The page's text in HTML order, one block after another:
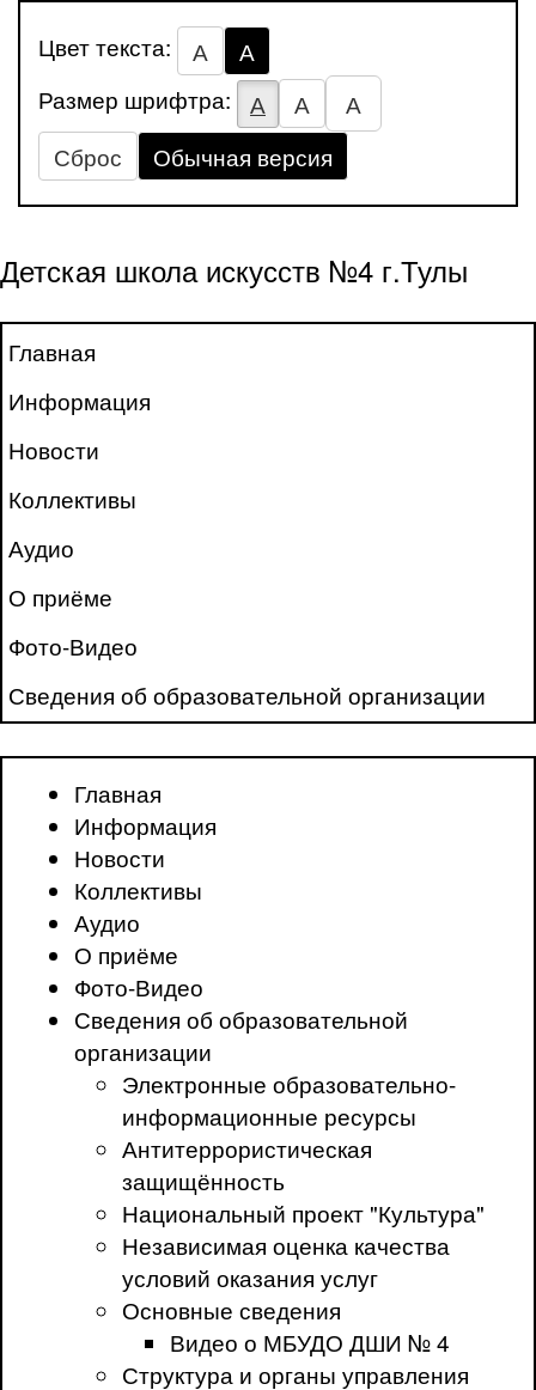
Цвет текста: А
А
Размер шрифтра:
А А
А
Сброс
Обычная версия
Детская школа искусств №4 г.Тулы
Главная
Информация
Новости
Коллективы
Аудио
О приёме
Фото-Видео
Сведения об образовательной организации
Главная
Информация
Новости
Коллективы
Аудио
О приёме
Фото-Видео
Сведения об образовательной
организации
Электронные образовательно-
информационные ресурсы
Антитеррористическая
защищённость
Национальный проект "Культура"
Независимая оценка качества
условий оказания услуг
Основные сведения
Видео о МБУДО ДШИ № 4
Структура и органы управления